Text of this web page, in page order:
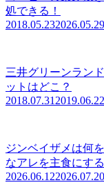
処できる！
2018.05.232026.05.29
三井グリーンラン
ットはどこ？
2018.07.31 2019.06.22
ジンベイザメは何
なアレを主食にす
2026.06.122026.07.20